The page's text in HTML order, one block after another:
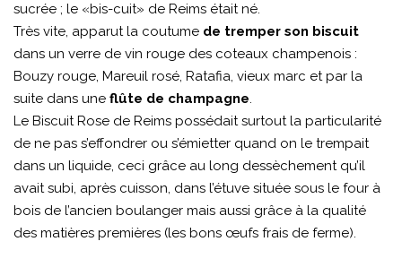
sucrée ; le «bis-cuit» de Reims était né.
Très vite, apparut la coutume de tremper son biscuit
dans un verre de vin rouge des coteaux champenois :
Bouzy rouge, Mareuil rosé, Ratafia, vieux marc et par la
suite dans une flûte de champagne.
Le Biscuit Rose de Reims possédait surtout la particularité
de ne pas s’effondrer ou s’émietter quand on le trempait
dans un liquide, ceci grâce au long dessèchement qu’il
avait subi, après cuisson, dans l’étuve située sous le four à
bois de l’ancien boulanger mais aussi grâce à la qualité
des matières premières (les bons œufs frais de ferme).